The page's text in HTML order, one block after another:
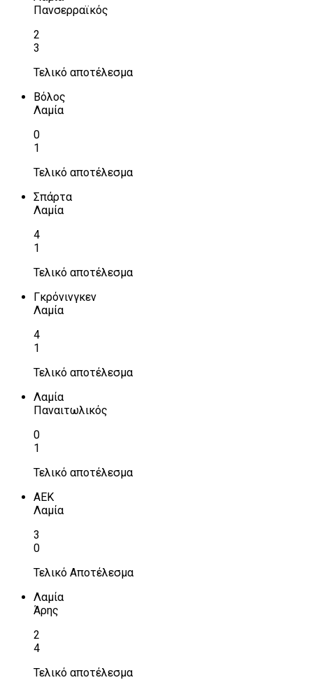
Πανσερραϊκός
2
3
Τελικό αποτέλεσμα
Βόλος
Λαμία
0
1
Τελικό αποτέλεσμα
Σπάρτα
Λαμία
4
1
Τελικό αποτέλεσμα
Γκρόνινγκεν
Λαμία
4
1
Τελικό αποτέλεσμα
Λαμία
Παναιτωλικός
0
1
Τελικό αποτέλεσμα
ΑΕΚ
Λαμία
3
0
Τελικό Αποτέλεσμα
Λαμία
Άρης
2
4
Τελικό αποτέλεσμα